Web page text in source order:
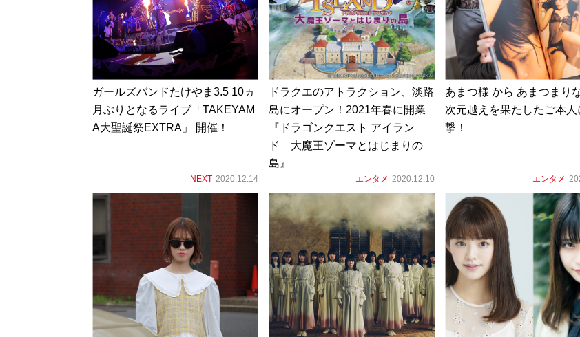
ガールズバンドたけやま3.5 10ヵ
月ぶりとなるライブ「TAKEYAM
A大聖誕祭EXTRA」 開催！
NEXT 2020.12.14
ドラクエのアトラクション、淡路
島にオープン！2021年春に開業
『ドラゴンクエスト アイラン
ド 大魔王ゾーマとはじまりの
島』
エンタメ 2020.12.10
あまつ様 から あまつまり
次元越えを果たしたご本人
撃！
エンタメ